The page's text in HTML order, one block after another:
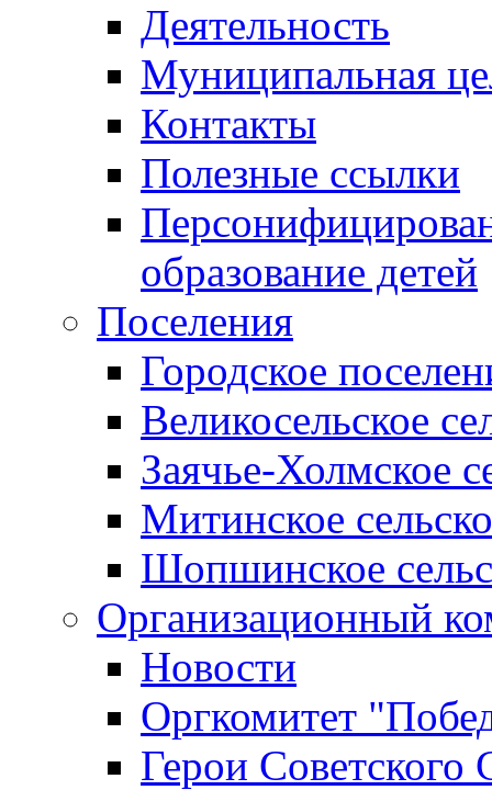
Деятельность
Муниципальная
Контакты
Полезные ссылки
образование детей
Поселения
Городское
Великосельское
Заячье-Холмское
Митинское
Шопшинское
Организационный
Новости
Оргкомитет
Герои Советского